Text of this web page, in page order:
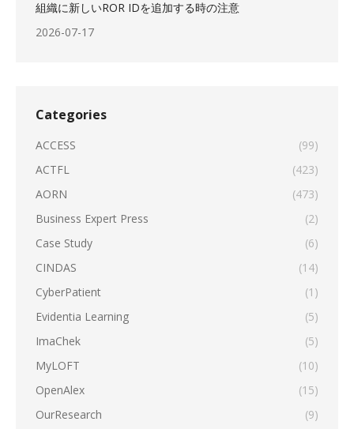
組織に新しいROR IDを追加する時の注意
2026-07-17
Categories
ACCESS
(99)
ACTFL
(423)
AORN
(473)
Business Expert Press
(2)
Case Study
(6)
CINDAS
(14)
CyberPatient
(1)
Evidentia Learning
(5)
ImaChek
(5)
MyLOFT
(10)
OpenAlex
(15)
OurResearch
(9)